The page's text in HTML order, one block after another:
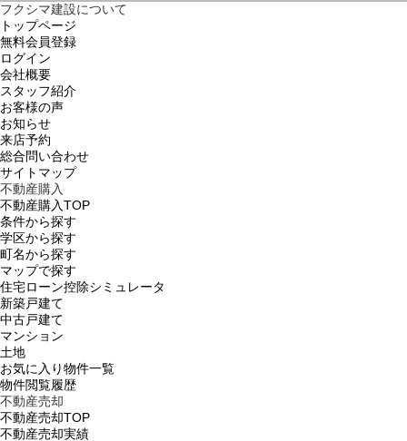
フクシマ建設について
トップページ
無料会員登録
ログイン
会社概要
スタッフ紹介
お客様の声
お知らせ
来店予約
総合問い合わせ
サイトマップ
不動産購入
不動産購入TOP
条件から探す
学区から探す
町名から探す
マップで探す
住宅ローン控除シミュレータ
新築戸建て
中古戸建て
マンション
土地
お気に入り物件一覧
物件閲覧履歴
不動産売却
不動産売却TOP
不動産売却実績